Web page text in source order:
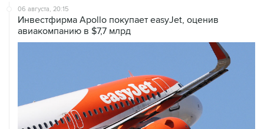
06 августа, 20:15
Инвестфирма Apollo покупает easyJet, оценив
авиакомпанию в $7,7 млрд